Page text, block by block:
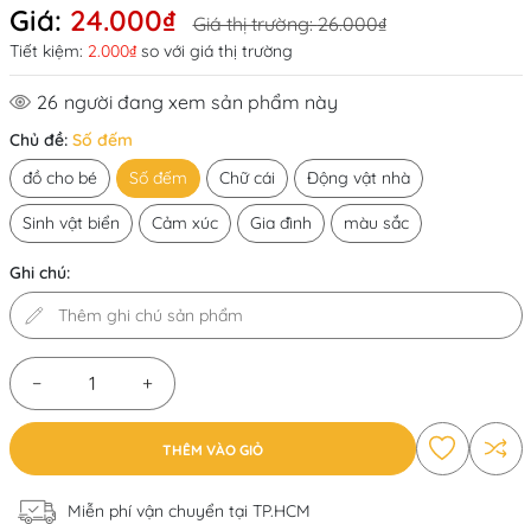
Giá: 24.000₫ Giá thị trường:26.000₫
Tiết kiệm: 2.000₫so với giá thị trường
26 người đang xem sản phẩm này
Chủ đề: Số đếm
đồ cho bé
Số đếm Chữ cái Động vật nhà
Sinh vật biển Cảm xúc Gia đình màu sắc
Ghi chú:
− +
THÊM VÀO GIỎ
Miễn phí vận chuyển tại TP.HCM